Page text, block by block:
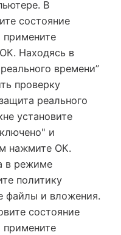
В
состояние
Находясь в
времени”
проверку
реального
установите
и
нажмите ОК.
в режиме
политику
файлы и вложения.
состояние